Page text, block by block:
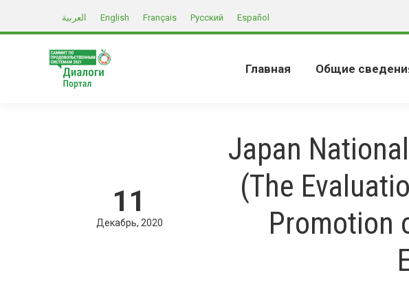
العربية English Français Русский Español
Главная Общие
11
Декабрь 2020
Japan
(The
Promotion